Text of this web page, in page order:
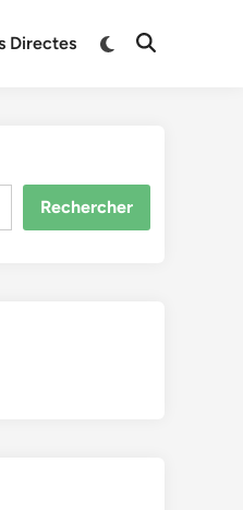
Directes
Switch
Open
Rechercher